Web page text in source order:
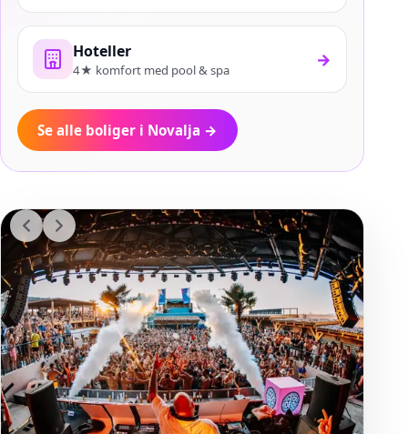
Hoteller
4★ komfort med pool & spa →
Se alle boliger i Novalja →